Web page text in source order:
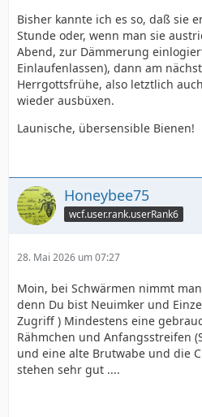
Bisher kannte ich es so, daß sie
Stunde oder, wenn man sie
Abend, zur Dämmerung
Einlaufenlassen), dann am
Herrgottsfrühe, also letztlich
wieder ausbüxen.
Launische, übersensible Bienen!
Honeybee75
wcf.user.rank.userRank6
28. Mai 2026 um 07:27
Moin, bei Schwärmen nimmt
denn Du bist Neuimker und
Zugriff ) Mindestens eine
Rähmchen und Anfangsstreifen
und eine alte Brutwabe und die
stehen sehr gut ....